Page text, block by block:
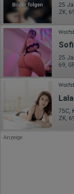
Datum und
Gerätetyp
Geografischer
IP-Adresse
Besuchte Seiten
Referrer URL
Eindeutige
Browser-Typ
Klicks
Domain-Name
Eindeutige
Antworten auf
Ort der Verarbeitung:
25
Lala
75C,
Anzeige